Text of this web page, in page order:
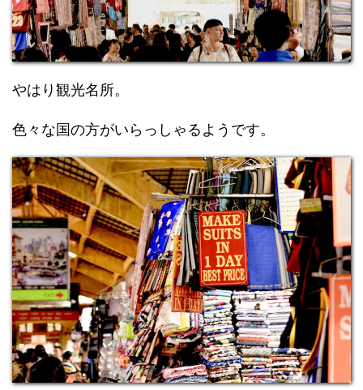
やはり観光名所。
色々な国の方がいらっしゃるようです。